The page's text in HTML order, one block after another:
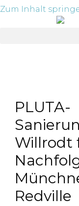
Zum Inhalt
PLUTA-
Willrodt
Redville